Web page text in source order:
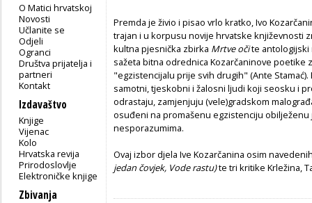
O Matici hrvatskoj
Novosti
Učlanite se
Odjeli
Ogranci
Društva prijatelja i
partneri
Kontakt
Izdavaštvo
Knjige
Vijenac
Kolo
Hrvatska revija
Prirodoslovlje
Elektroničke knjige
Zbivanja
Premda je živio i pisao vrlo kratko, Ivo
trajan i u korpusu novije hrvatske književnosti
kultna pjesnička zbirka Mrtve očite antologijski
sažeta bitna odrednica Kozarčaninove poetike
"egzistencijalu prije svih drugih" (Ante
samotni, tjeskobni i žalosni ljudi koji seosku i
odrastaju, zamjenjuju (vele)gradskom
osuđeni na promašenu egzistenciju
nesporazumima.
Ovaj izbor djela Ive Kozarčanina osim
jedan čovjek, Vode rastu)te tri kritike Krležina,